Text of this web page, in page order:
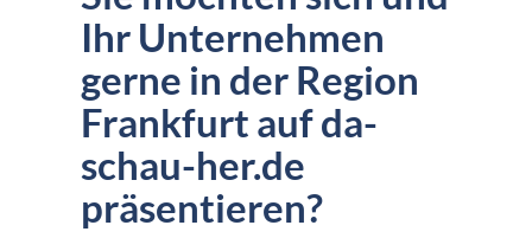
Ihr Unternehmen
gerne in der Region
Frankfurt auf da-
schau-her.de
präsentieren?